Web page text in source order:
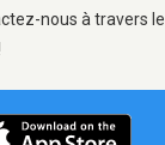
nous à travers